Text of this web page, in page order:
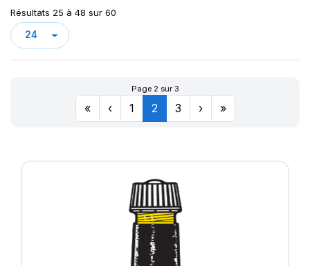
Résultats 25 à 48 sur 60
Page 2 sur 3
« ‹ 1 2 3 › »